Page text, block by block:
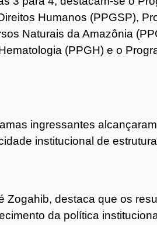
Humanos (PPGSP),
Naturais da Amazônia
(PPGH) e o
ingressantes
institucional de
Zogahib, destaca que os
da política